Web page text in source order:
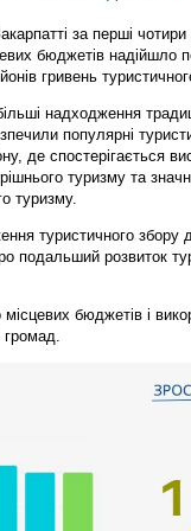
за перші чотири
бюджетів надійшло
гривень
надходження
популярні
де спостерігається
туризму та
туризму.
туристичного збору
подальший розвиток
бюджетів і